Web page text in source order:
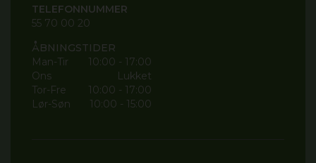
TELEFONNUMMER
55 70 00 20
ÅBNINGSTIDER
Man-Tir
10:00 - 17:00
Ons
Lukket
Tor-Fre
10:00 - 17:00
Lør-Søn
10:00 - 15:00